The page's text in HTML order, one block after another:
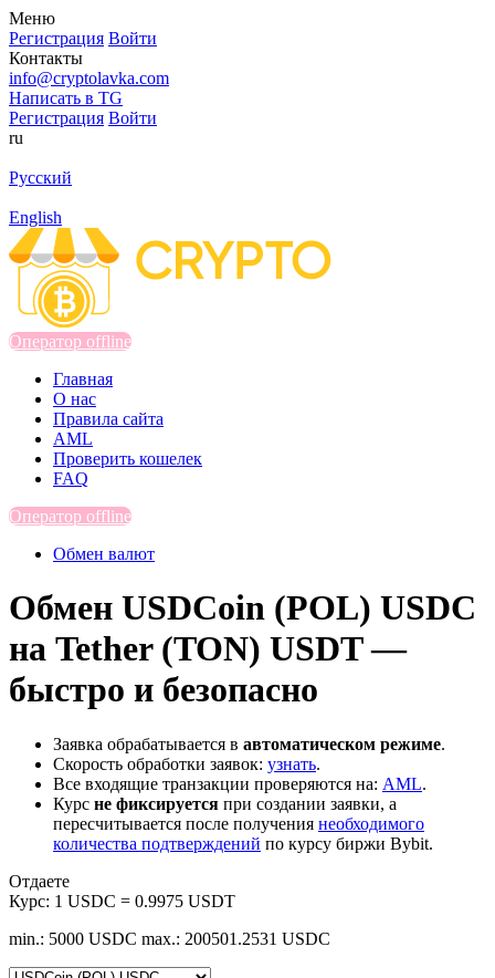
Меню
Регистрация Войти
Контакты
info@cryptolavka.com
Написать в TG
Регистрация Войти
ru
Русский
English
Оператор offline
Главная
О нас
Правила сайта
AML
Проверить кошелек
FAQ
Оператор offline
Обмен валют
Обмен USDCoin (POL) USDC
на Tether (TON) USDT —
быстро и безопасно
Заявка обрабатывается в автоматическом режиме.
Скорость обработки заявок: узнать.
Все входящие транзакции проверяются на: AML.
Курс не фиксируется при создании заявки, а
пересчитывается после получения необходимого
количества подтверждений по курсу биржи Bybit.
Отдаете
Курс: 1 USDC = 0.9975 USDT
min.: 5000 USDC max.: 200501.2531 USDC